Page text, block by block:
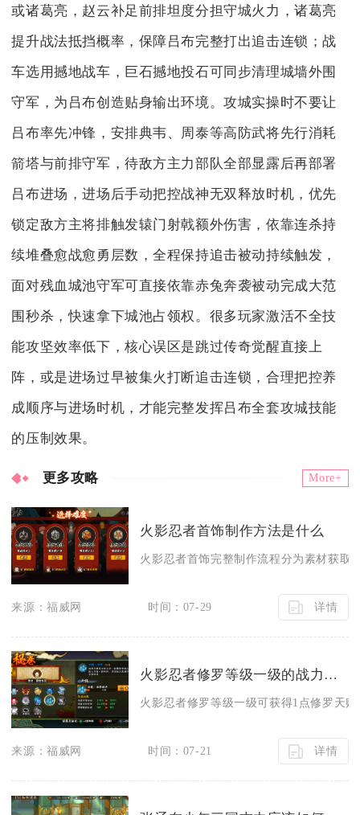
或诸葛亮，赵云补足前排坦度分担守城火力，诸葛亮
提升战法抵挡概率，保障吕布完整打出追击连锁；战
车选用撼地战车，巨石撼地投石可同步清理城墙外围
守军，为吕布创造贴身输出环境。攻城实操时不要让
吕布率先冲锋，安排典韦、周泰等高防武将先行消耗
箭塔与前排守军，待敌方主力部队全部显露后再部署
吕布进场，进场后手动把控战神无双释放时机，优先
锁定敌方主将排触发辕门射戟额外伤害，依靠连杀持
续堆叠愈战愈勇层数，全程保持追击被动持续触发，
面对残血城池守军可直接依靠赤兔奔袭被动完成大范
围秒杀，快速拿下城池占领权。很多玩家激活不全技
能攻坚效率低下，核心误区是跳过传奇觉醒直接上
阵，或是进场过早被集火打断追击连锁，合理把控养
成顺序与进场时机，才能完整发挥吕布全套攻城技能
的压制效果。
更多攻略 More+
火影忍者首饰制作方法是什么
火影忍者首饰完整制作流程分为素材获取
来源：福威网 时间：07-29 详情
火影忍者修罗等级一级的战力达到了多少
火影忍者修罗等级一级可获得1点修罗天
来源：福威网 时间：07-21 详情